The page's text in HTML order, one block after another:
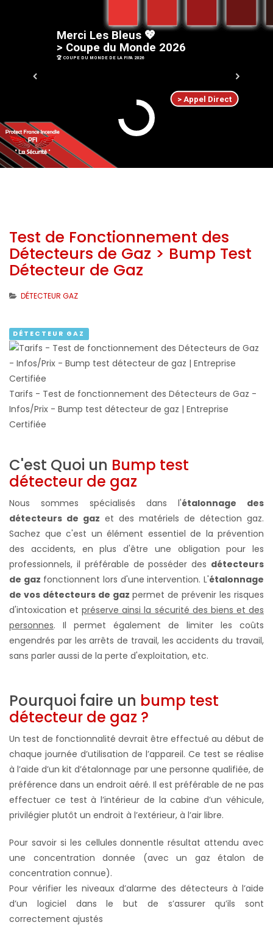
> Appel Direct
Merci Les B eus 💖
> Coupe du Monde 2026
🏆 COUPE DU MONDE DE LA FIFA 2026
Test de Fonctionnement des
Détecteurs de Gaz > Bump Test
Détecteur de Gaz
DÉTECTEUR GAZ
DÉTECTEUR GAZ
Tarifs - Test de fonctionnement des Détecteurs de Gaz -
Infos/Prix - Bump test détecteur de gaz | Entreprise
Certifiée
C'est Quoi un Bump test
détecteur de gaz
Nous sommes spécialisés dans l'étalonnage des
détecteurs de gaz et des matériels de détection gaz.
Sachez que c'est un élément essentiel de la prévention
des accidents, en plus d'être une obligation pour les
professionnels, il préférable de posséder des détecteurs
de gaz fonctionnent lors d'une intervention. L'étalonnage
de vos détecteurs de gaz permet de prévenir les risques
d'intoxication etpréserve ainsi la sécurité des biens et des
personnes. Il permet également de limiter les coûts
engendrés par les arrêts de travail, les accidents du travail,
sans parler aussi de la perte d'exploitation, etc.
Pourquoi faire un bump test
détecteur de gaz ?
Un test de fonctionnalité devrait être effectué au début de
chaque journée d’utilisation de l’appareil. Ce test se réalise
à l’aide d’un kit d’étalonnage par une personne qualifiée, de
préférence dans un endroit aéré. Il est préférable de ne pas
effectuer ce test à l’intérieur de la cabine d’un véhicule,
privilégier plutôt un endroit à l’extérieur, à l’air libre.
Pour savoir si les cellules donnentle résultat attendu avec
une concentration donnée (avec un gaz étalon de
concentration connue).
Pour vérifier les niveaux d’alarme des détecteurs à l’aide
d’un logiciel dans le but de s’assurer qu’ils sont
correctement ajustés